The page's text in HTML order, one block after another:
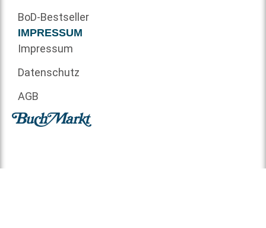
BoD-Bestseller
IMPRESSUM
Impressum
Datenschutz
AGB